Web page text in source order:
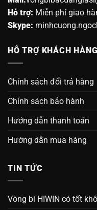
Hỗ trợ: Miễn phí giao
Skype:
HỖ TRỢ KHÁCH HÀNG
Chính sách đổi trả hàng
Chính sách bảo hành
Hướng dẫn thanh toán
Hướng dẫn mua hàng
TIN TỨC
Vòng bi HIWIN có tốt